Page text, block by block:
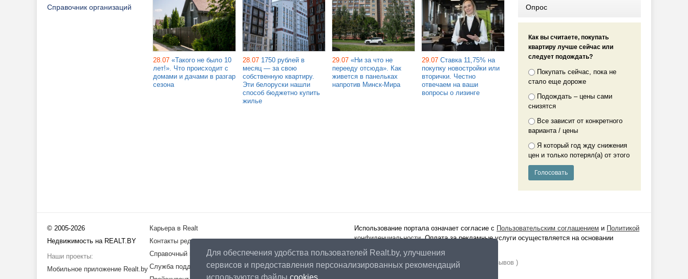
Для обеспечения удобства пользователей Realt.by, улучшения
сервисов и предоставления персонализированных рекомендаций
используются файлы cookies
Справочник организаций
28.07 «Такого не было 10
лет!». Что происходит с
домами и дачами в разгар
сезона
28.07 1750 рублей в
месяц — за свою
собственную квартиру.
Эти белоруски нашли
способ бюджетно купить
жилье
29.07 «Ни за что не
перееду отсюда». Как
живется в панельках
напротив Минск-Мира
29.07 Ставка 11,75% на
покупку новостройки или
вторички. Честно
отвечаем на ваши
вопросы о лизинге
Опрос
Как вы считаете, покупать
квартиру лучше сейчас или
следует подождать?
Покупать сейчас, пока не
стало еще дороже
Подождать – цены сами
снизятся
Все зависит от конкретного
варианта / цены
Я который год жду снижения
цен и только потерял(а) от этого
© 2005-2026
Недвижимость на REALT.BY
Наши проекты:
Мобильное приложение Realt.by
Карьера в Realt
Контакты редакции
Справочный центр
Служба поддержки
Использование портала означает согласие с Пользовательским соглашением и Политикой
конфиденциальности. Оплата за рекламные услуги осуществляется на основании
публичного договора
Наш рейтинг: 4.87из5 (на основании отзывов )